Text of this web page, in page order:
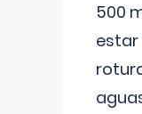
500
estar